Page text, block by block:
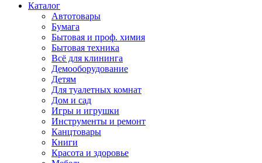
Каталог
Автотовары
Бумага
Бытовая и проф. химия
Бытовая техника
Всё для клининга
Демооборудование
Детям
Для туалетных комнат
Дом и сад
Игры и игрушки
Инструменты и ремонт
Канцтовары
Книги
Красота и здоровье